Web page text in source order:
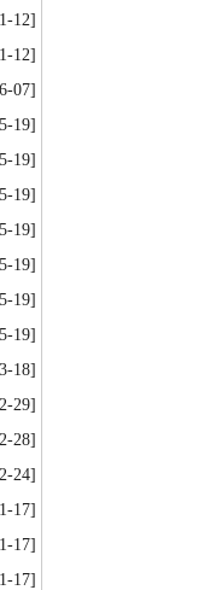
12]
12]
07]
19]
19]
19]
19]
19]
19]
19]
18]
29]
28]
24]
17]
17]
17]